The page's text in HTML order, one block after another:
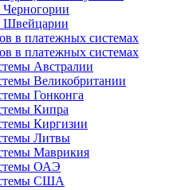
Черногории
Швейцарии
в платежных системах
в платежных системах
Австралии
Великобритании
Гонконга
Кипра
Киргизии
Литвы
Маврикия
ОАЭ
США